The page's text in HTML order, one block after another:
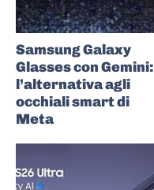
Samsung Galaxy
Glasses con Gemini:
l’alternativa agli
occhiali smart di
Meta